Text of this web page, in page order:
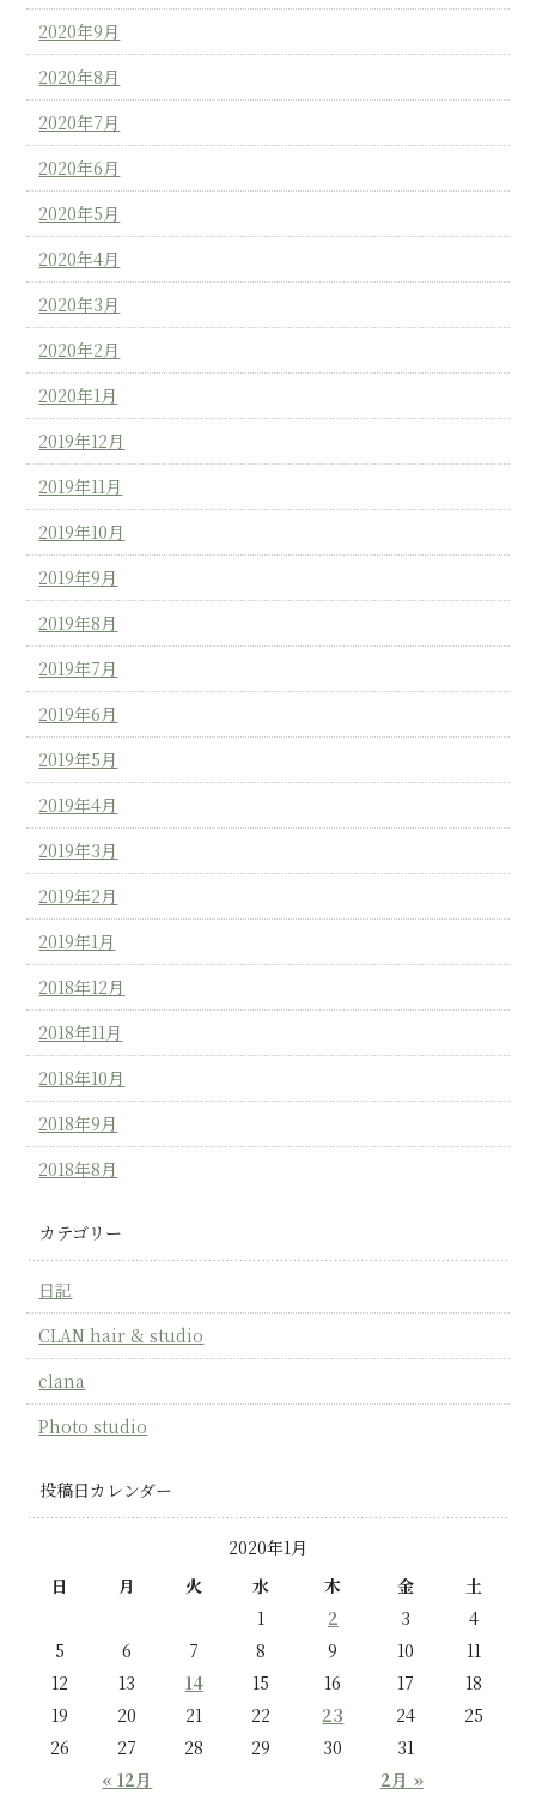
2020年9月
2020年8月
2020年7月
2020年6月
2020年5月
2020年4月
2020年3月
2020年2月
2020年1月
2019年12月
2019年11月
2019年10月
2019年9月
2019年8月
2019年7月
2019年6月
2019年5月
2019年4月
2019年3月
2019年2月
2019年1月
2018年12月
2018年11月
2018年10月
2018年9月
2018年8月
カテゴリー
日記
CLAN hair & studio
clana
Photo studio
投稿日カレンダー
2020年1月
日
月 火 水 木 金 土
« 12月 2月 »
1 2 3
4
5
6 7 8 9 10
11
12
13 14 15 16 17
18
19
20 21 22 23 24
25
26
27 28 29 30 31